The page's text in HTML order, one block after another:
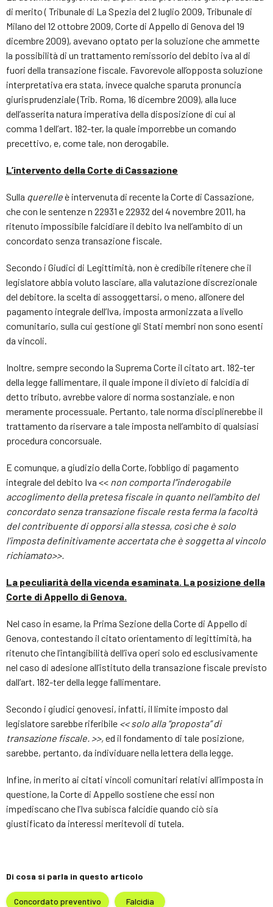
di merito ( Tribunale di La Spezia del 2 luglio 2009, Tribunale di
Milano del 12 ottobre 2009, Corte di Appello di Genova del 19
dicembre 2009), avevano optato per la soluzione che ammette
la possibilità di un trattamento remissorio del debito iva al di
fuori della transazione fiscale. Favorevole all’opposta soluzione
interpretativa era stata, invece qualche sparuta pronuncia
giurisprudenziale (Trib. Roma, 16 dicembre 2009), alla luce
dell’asserita natura imperativa della disposizione di cui al
comma 1 dell’art. 182-ter, la quale imporrebbe un comando
precettivo, e, come tale, non derogabile.
L’intervento della Corte di Cassazione
Sulla querelleè intervenuta di recente la Corte di Cassazione,
che con le sentenze n 22931 e 22932 del 4 novembre 2011, ha
ritenuto impossibile falcidiare il debito Iva nell’ambito di un
concordato senza transazione fiscale.
Secondo i Giudici di Legittimità, non è credibile ritenere che il
legislatore abbia voluto lasciare, alla valutazione discrezionale
del debitore. la scelta di assoggettarsi, o meno, all’onere del
pagamento integrale dell’Iva, imposta armonizzata a livello
comunitario, sulla cui gestione gli Stati membri non sono esenti
da vincoli.
Inoltre, sempre secondo la Suprema Corte il citato art. 182-ter
della legge fallimentare, il quale impone il divieto di falcidia di
detto tributo, avrebbe valore di norma sostanziale, e non
meramente processuale. Pertanto, tale norma disciplinerebbe il
trattamento da riservare a tale imposta nell’ambito di qualsiasi
procedura concorsuale.
E comunque, a giudizio della Corte, l’obbligo di pagamento
integrale del debito Iva << non comporta l’’inderogabile
accoglimento della pretesa fiscale in quanto nell’ambito del
concordato senza transazione fiscale resta ferma la facoltà
del contribuente di opporsi alla stessa, così che è solo
l’imposta definitivamente accertata che è soggetta al vincolo
richiamato>>.
La peculiarità della vicenda esaminata. La posizione della
Corte di Appello di Genova.
Nel caso in esame, la Prima Sezione della Corte di Appello di
Genova, contestando il citato orientamento di legittimità, ha
ritenuto che l’intangibilità dell’iva operi solo ed esclusivamente
nel caso di adesione all’istituto della transazione fiscale previsto
dall’art. 182-ter della legge fallimentare.
Secondo i giudici genovesi, infatti, il limite imposto dal
legislatore sarebbe riferibile << solo alla “proposta” di
transazione fiscale. >>,ed il fondamento di tale posizione,
sarebbe, pertanto, da individuare nella lettera della legge.
Infine, in merito ai citati vincoli comunitari relativi all’imposta in
questione, la Corte di Appello sostiene che essi non
impediscano che l’Iva subisca falcidie quando ciò sia
giustificato da interessi meritevoli di tutela.
Di cosa si parla in questo articolo
Concordato preventivo Falcidia